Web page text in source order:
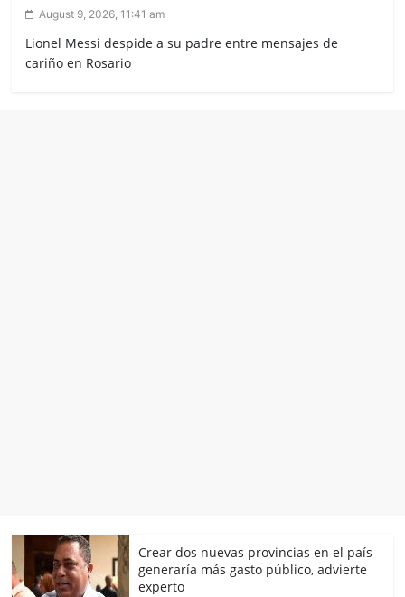
August 9, 2026, 11:41 am
Lionel Messi despide a su padre entre mensajes de
cariño en Rosario
Crear dos nuevas provincias en el país
generaría más gasto público, advierte
experto